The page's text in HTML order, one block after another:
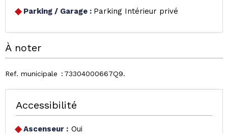
Parking / Garage : Parking Intérieur privé
À noter
Ref. municipale 73304000667Q9
Accessibilité
Ascenseur : Oui